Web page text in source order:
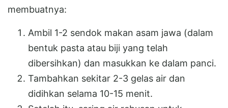
membuatnya:
Ambil 1-2 sendok makan asam jawa (dalam
bentuk pasta atau biji yang telah
dibersihkan) dan masukkan ke dalam panci.
Tambahkan sekitar 2-3 gelas air dan
didihkan selama 10-15 menit.